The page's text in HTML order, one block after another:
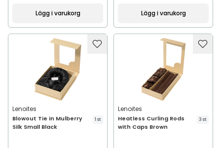
Lägg i varukorg Lägg i varukorg
Lenoites
Blowout Tie in Mulberry
Silk Small Black
1 st
Lenoites
Heatless Curling Rods
with Caps Brown
3 st